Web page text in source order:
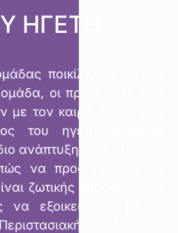
ΗΓΕΤΗ
ποικίλλουν. Ακόμη
οι προσδοκίες από
με τον καιρό. Όπως ήδη
του ηγέτη διαφέρει
ανάπτυξης της ομάδας.
να προσαρμόσεις το
ζωτικής σημασίας. Για
να εξοικειωθείς με τη
Ηγεσίας